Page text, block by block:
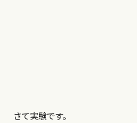
さて実験です。